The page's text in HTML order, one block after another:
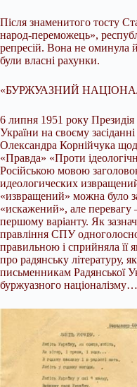
Після знаменитого тосту
народ-переможець»,
репресій. Вона не оминула
були власні рахунки.
«БУРЖУАЗНИЙ
6 липня 1951 року
України на своєму
Олександра Корнійчука
«Правда» «Проти
Російською мовою
идеологических
«извращений» можна було
«искажений», але перевагу
першому варіанту. Як
правління СПУ
правильною і сприйняла її
про радянську літературу,
письменникам Радянської
буржуазного